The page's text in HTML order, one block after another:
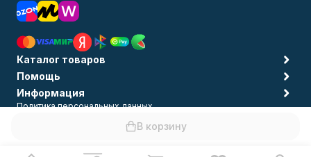
В корзину
Каталог товаров
Помощь
Информация
Политика персональных данных